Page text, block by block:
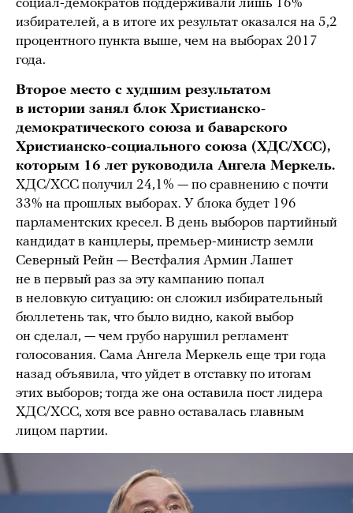
социал-демократов поддерживали лишь 16%
избирателей, а в итоге их результат оказался на 5,2
процентного пункта выше, чем на выборах 2017
года.
Второе место с худшим результатом
в истории занял блок Христианско-
демократического союза и баварского
Христианско-социального союза (ХДС/ХСС),
которым 16 лет руководила Ангела Меркель.
ХДС/ХСС получил 24,1% — по сравнению с почти
33% на прошлых выборах. У блока будет 196
парламентских кресел. В день выборов партийный
кандидат в канцлеры, премьер-министр земли
Северный Рейн — Вестфалия Армин Лашет
не в первый раз за эту кампанию попал
в неловкую ситуацию: он сложил избирательный
бюллетень так, что было видно, какой выбор
он сделал, — чем грубо нарушил регламент
голосования. Сама Ангела Меркель еще три года
назад объявила, что уйдет в отставку по итогам
этих выборов; тогда же она оставила пост лидера
ХДС/ХСС, хотя все равно оставалась главным
лицом партии.